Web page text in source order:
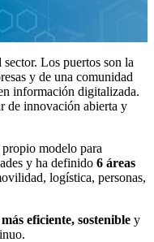
Los puertos son la
y de una comunidad
información digitalizada.
de innovación abierta y
modelo para
y ha definido 6 áreas
logística, personas,
eficiente, sostenible y